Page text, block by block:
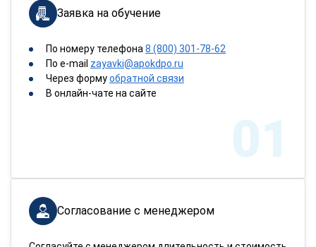
Заявка на обучение
По номеру телефона 8 (800) 301-78-62
По e-mail zayavki@apokdpo.ru
Через формуобратной связи
В онлайн-чате на сайте
01
Согласование с менеджером